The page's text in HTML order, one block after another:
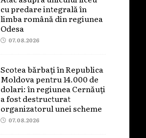
cu predare integrală în
limba română din regiunea
Odesa
07.08.2026
Scotea bărbați în Republica
Moldova pentru 14.000 de
dolari: în regiunea Cernăuți
a fost destructurat
organizatorul unei scheme
07.08.2026